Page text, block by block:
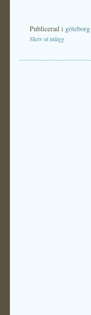
Publicerad i göteborg
Skriv ut inlägg